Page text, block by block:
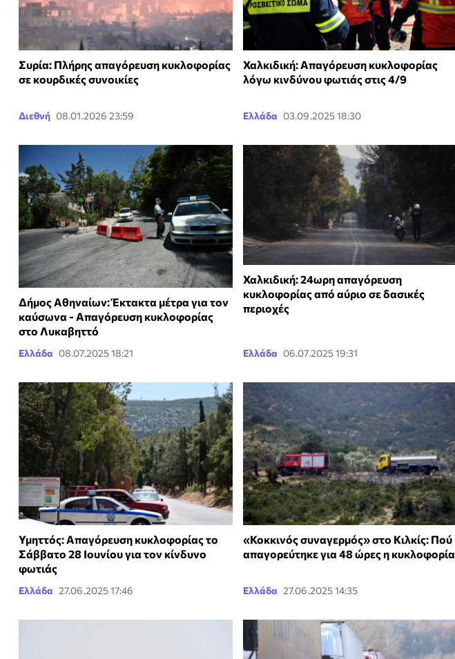
Συρία: Πλήρης απαγόρευση κυκλοφορίας
σε κουρδικές συνοικίες
Διεθνή 08.01.2026 23:59
Χαλκιδική: Απαγόρευση κυκλοφορίας
λόγω κινδύνου φωτιάς στις 4/9
Ελλάδα 03.09.2025 18:30
Δήμος Αθηναίων: Έκτακτα μέτρα για τον
καύσωνα - Απαγόρευση κυκλοφορίας
στο Λυκαβηττό
Ελλάδα 08.07.2025 18:21
Χαλκιδική: 24ωρη απαγόρευση
κυκλοφορίας από αύριο σε δασικές
περιοχές
Ελλάδα 06.07.2025 19:31
Υμηττός: Απαγόρευση κυκλοφορίας το
Σάββατο 28 Ιουνίου για τον κίνδυνο
φωτιάς
Ελλάδα 27.06.2025 17:46
«Κοκκινός συναγερμός» στο Κιλκίς: Πού
απαγορεύτηκε για 48 ώρες η κυκλοφορία
Ελλάδα 27.06.2025 14:35